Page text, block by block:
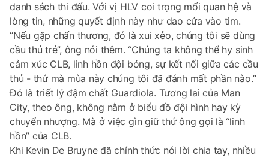
danh sách thi đấu. Với vị HLV coi trọng mối quan hệ và
lòng tin, những quyết định này như dao cứa vào tim.
“Nếu gặp chấn thương, đó là xui xẻo, chúng tôi sẽ dùng
cầu thủ trẻ”, ông nói thêm. “Chúng ta không thể hy sinh
cảm xúc CLB, linh hồn đội bóng, sự kết nối giữa các cầu
thủ - thứ mà mùa này chúng tôi đã đánh mất phần nào.”
Đó là triết lý đậm chất Guardiola. Tương lai của Man
City, theo ông, không nằm ở biểu đồ đội hình hay kỳ
chuyển nhượng. Mà ở việc gìn giữ thứ ông gọi là “linh
hồn” của CLB.
Khi Kevin De Bruyne đã chính thức nói lời chia tay, nhiều